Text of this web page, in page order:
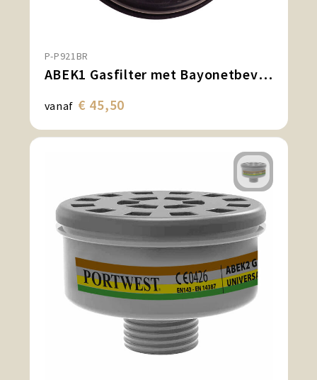
P-P921BR
ABEK1 Gasfilter met Bayonetbevestiging (pk6)
vanaf € 45,50